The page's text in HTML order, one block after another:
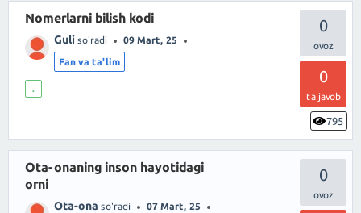
0
0
ta javob
795
Nomerlarni bilish kodi
Guli so'radi 09 Mart, 25
Fan va ta'lim
.
0
Ota-onaning inson hayotidagi
orni
Ota-ona so'radi 07 Mart, 25